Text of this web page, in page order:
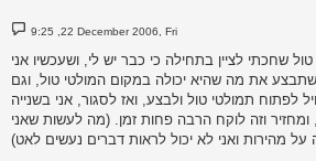
P
o
t
9:25 ,22 December 2006, Fri
שחכתי לציין בתחילה כי כבר יש לי, ושעכשיו אני
את מה שהיא יכולה במקום המולטי טול, וגם
לפתוח תמולטי טול ולבצע, ואז לסגור, אני בשנייה
ומחזיר וזה לוקח הרבה פחות זמן. (מה לעשות שאני